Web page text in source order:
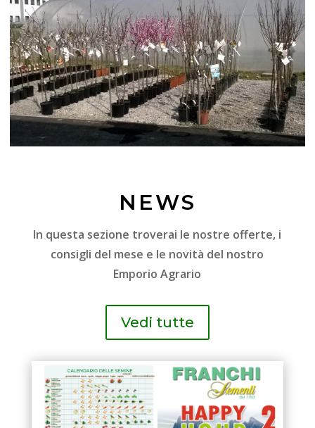
NEWS
In questa sezione troverai le nostre offerte, i
consigli del mese e le novità del nostro
Emporio Agrario
Vedi tutte